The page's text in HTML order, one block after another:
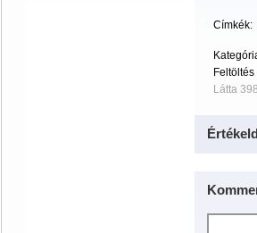
Címkék:
Látta
Értékeld